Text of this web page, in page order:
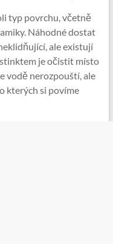
typ povrchu, včetně
Náhodné dostat
ale existují
je očistit místo
vodě nerozpouští, ale
kterých si povíme